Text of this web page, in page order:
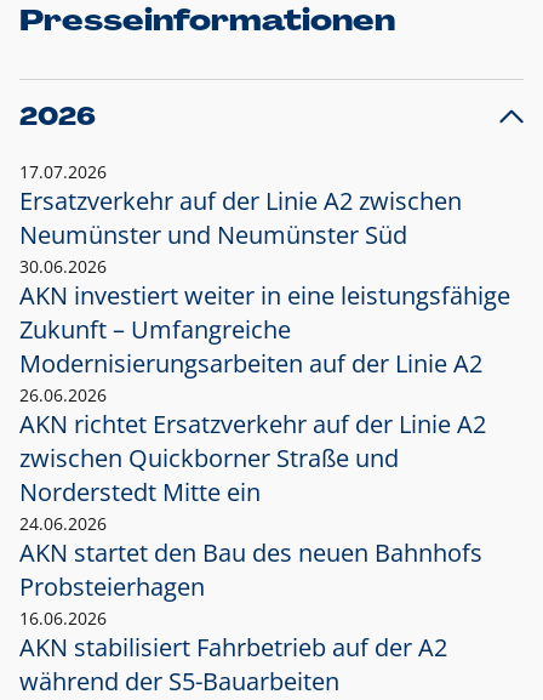
Presseinformationen
2026
17.07.2026
Ersatzverkehr auf der Linie A2 zwischen
Neumünster und Neumünster Süd
30.06.2026
AKN investiert weiter in eine leistungsfähige
Zukunft – Umfangreiche
Modernisierungsarbeiten auf der Linie A2
26.06.2026
AKN richtet Ersatzverkehr auf der Linie A2
zwischen Quickborner Straße und
Norderstedt Mitte ein
24.06.2026
AKN startet den Bau des neuen Bahnhofs
Probsteierhagen
16.06.2026
AKN stabilisiert Fahrbetrieb auf der A2
während der S5-Bauarbeiten